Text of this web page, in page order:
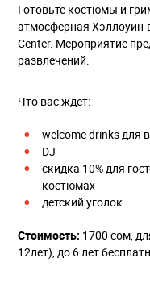
Готовьте костюмы и
атмосферная
Center. Мероприятие
развлечений.
Что вас ждет:
welcome drinks для
DJ
скидка 10% для
костюмах
детский уголок
Стоимость: 1700 сом,
12лет), до 6 лет